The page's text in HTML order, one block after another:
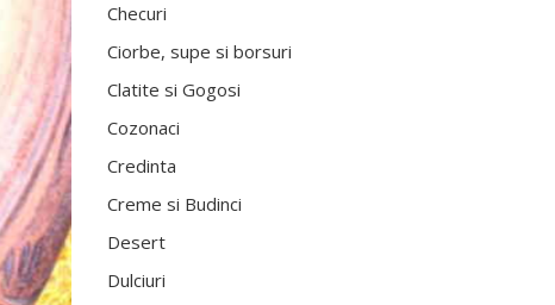
Checuri
Ciorbe, supe si borsuri
Clatite si Gogosi
Cozonaci
Credinta
Creme si Budinci
Desert
Dulciuri